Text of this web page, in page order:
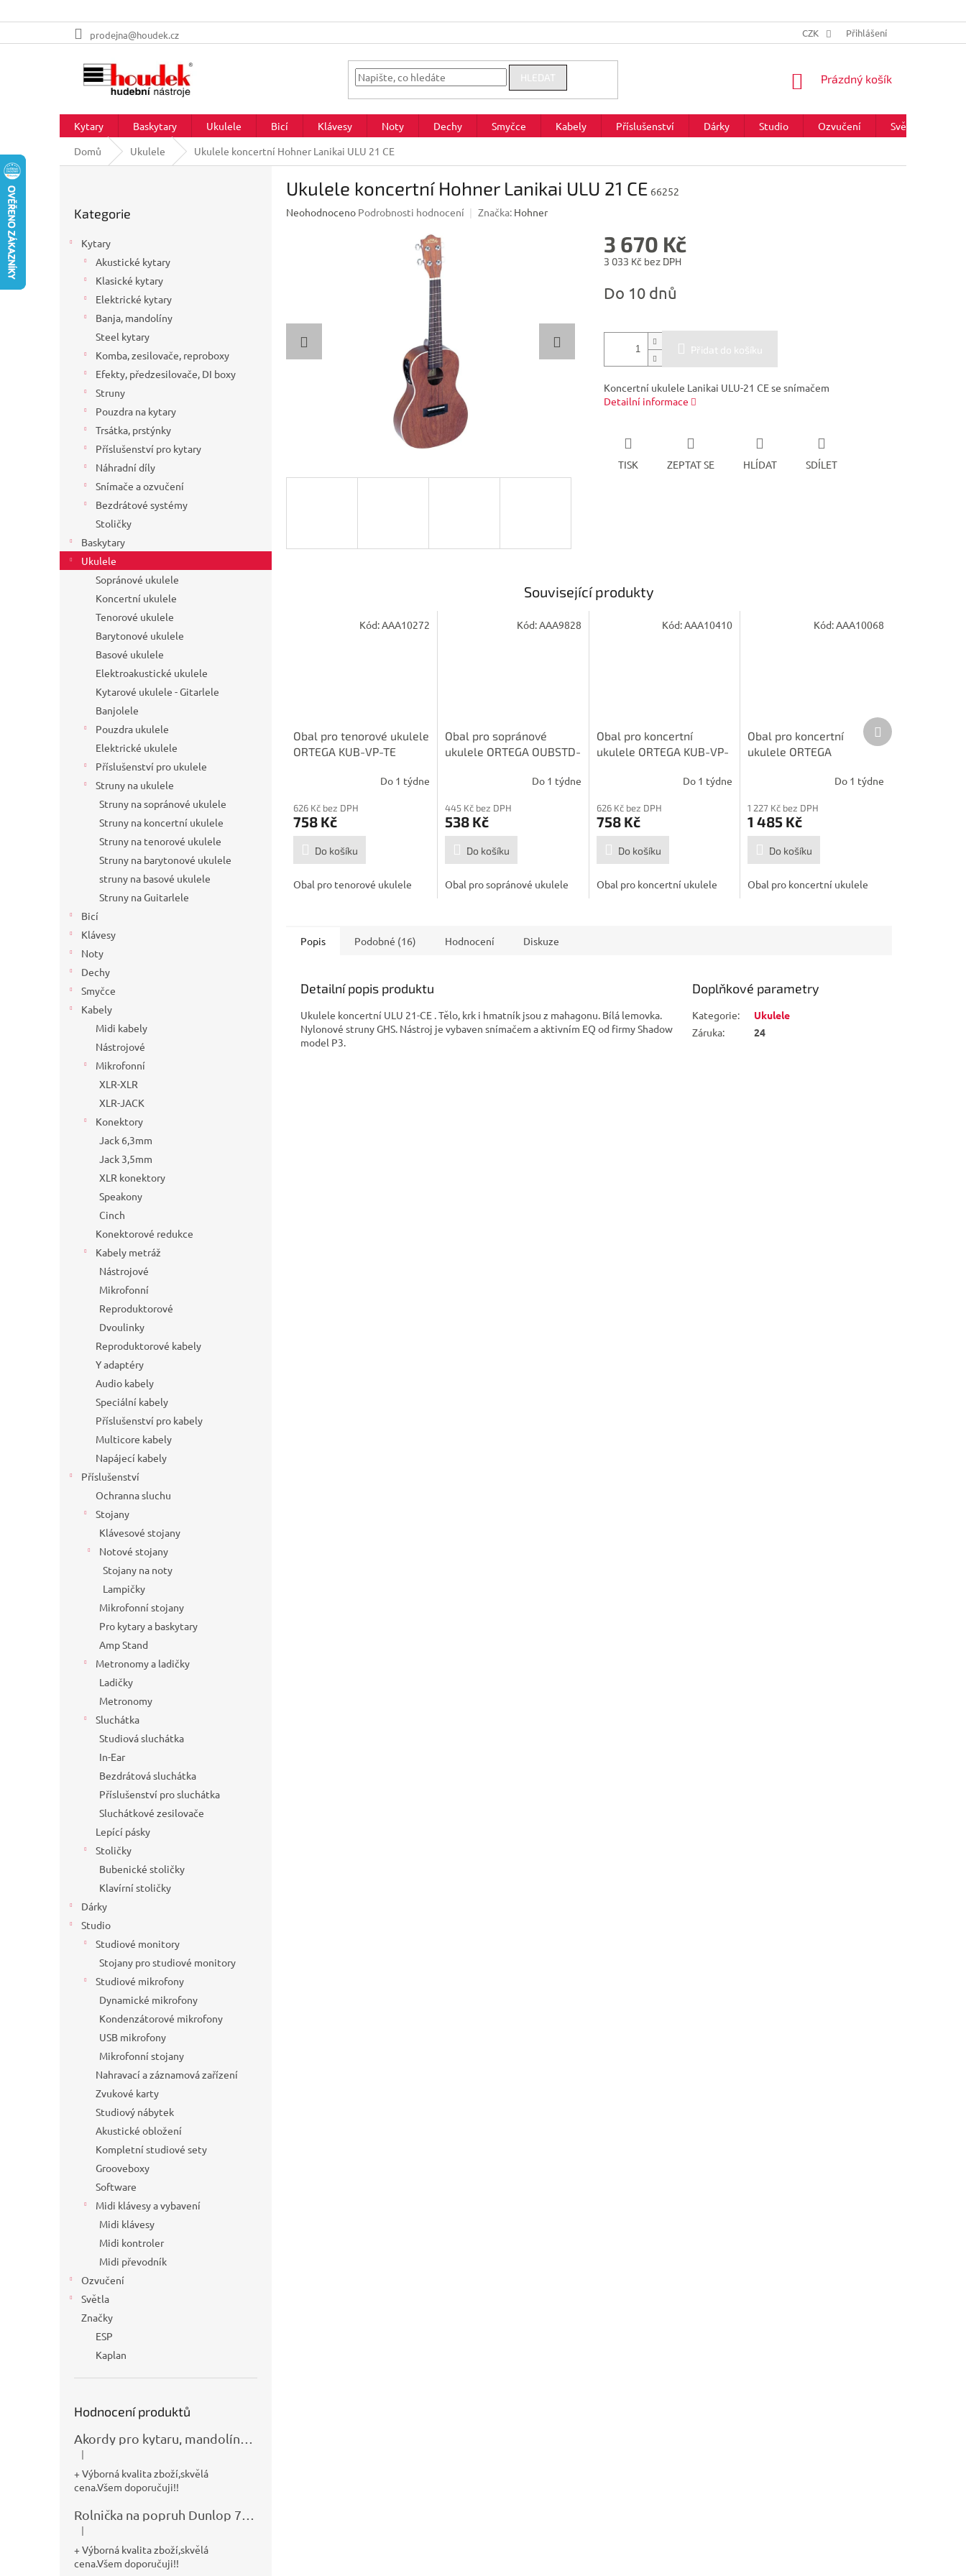
na
prodejna@houdek.cz CZK Přihlášení
HLEDAT
NÁKUPNÍ
Prázdný košík
Kytary Baskytary Ukulele Bicí Klávesy Noty Dechy Smyčce Kabely Příslušenství Dárky Studio Ozvučení Světla
Domů
Ukulele Ukulele koncertní Hohner Lanikai ULU 21 CE
kategorie
Kategorie
Kytary
Akustické kytary
Klasické kytary
Elektrické kytary
Banja, mandolíny
Steel kytary
Komba, zesilovače, reproboxy
Efekty, předzesilovače, DI boxy
Struny
Pouzdra na kytary
Trsátka, prstýnky
Příslušenství pro kytary
Náhradní díly
Snímače a ozvučení
Bezdrátové systémy
Stoličky
Baskytary
Ukulele
Sopránové ukulele
Koncertní ukulele
Tenorové ukulele
Barytonové ukulele
Basové ukulele
Elektroakustické ukulele
Kytarové ukulele - Gitarlele
Banjolele
Pouzdra ukulele
Elektrické ukulele
Příslušenství pro ukulele
Struny na ukulele
Struny na sopránové ukulele
Struny na koncertní ukulele
Struny na tenorové ukulele
Struny na barytonové ukulele
struny na basové ukulele
Struny na Guitarlele
Bicí
Klávesy
Noty
Dechy
Smyčce
Kabely
Midi kabely
Nástrojové
Mikrofonní
XLR-XLR
XLR-JACK
Konektory
Jack 6,3mm
Jack 3,5mm
XLR konektory
Speakony
Cinch
Konektorové redukce
Kabely metráž
Nástrojové
Mikrofonní
Reproduktorové
Dvoulinky
Reproduktorové kabely
Y adaptéry
Audio kabely
Speciální kabely
Příslušenství pro kabely
Multicore kabely
Napájecí kabely
Příslušenství
Ochranna sluchu
Stojany
Klávesové stojany
Notové stojany
Stojany na noty
Lampičky
Mikrofonní stojany
Pro kytary a baskytary
Amp Stand
Metronomy a ladičky
Ladičky
Metronomy
Sluchátka
Studiová sluchátka
In-Ear
Bezdrátová sluchátka
Příslušenství pro sluchátka
Sluchátkové zesilovače
Lepící pásky
Stoličky
Bubenické stoličky
Klavírní stoličky
Dárky
Studio
Studiové monitory
Stojany pro studiové monitory
Studiové mikrofony
Dynamické mikrofony
Kondenzátorové mikrofony
USB mikrofony
Mikrofonní stojany
Nahravací a záznamová zařízení
Zvukové karty
Studiový nábytek
Akustické obložení
Kompletní studiové sety
Grooveboxy
Software
Midi klávesy a vybavení
Midi klávesy
Midi kontroler
Midi převodník
Ozvučení
Světla
Značky
ESP
Kaplan
Hodnocení produktů
Hodnocení produktu je 5 z 5 hvězdiček.
|
+ Výborná kvalita zboží,skvělá
cena.Všem doporučuji!!
Hodnocení produktu je 5 z 5 hvězdiček.
|
+ Výborná kvalita zboží,skvělá
cena.Všem doporučuji!!
Ukulele koncertní Hohner Lanikai ULU 21 CE 66252
Průměrné
Neohodnoceno Podrobnosti hodnocení Značka: Hohner
3 670 Kč
3 033 Kč bez DPH
cena:
Do 10 dnů
Přidat do košíku
Koncertní ukulele Lanikai ULU-21 CE se snímačem
Detailní informace
TISK ZEPTAT SE HLÍDAT SDÍLET
Související produkty
Obal pro tenorové ukulele
ORTEGA KUB-VP-TE
Do 1 týdne
626 Kč bez DPH
758 Kč
Do košíku
Obal pro tenorové ukulele
Kód:AAA10272
Obal pro sopránové
ukulele ORTEGA OUBSTD-
Do 1 týdne
445 Kč bez DPH
538 Kč
Do košíku
Obal pro sopránové ukulele
Kód:AAA9828
Obal pro koncertní
ukulele ORTEGA KUB-VP-
Do 1 týdne
626 Kč bez DPH
758 Kč
Do košíku
Obal pro koncertní ukulele
Kód:AAA10410
Obal pro koncertní
ukulele ORTEGA
Do 1 týdne
1 227 Kč bez DPH
1 485 Kč
Do košíku
Obal pro koncertní ukulele
Kód:AAA10068
Další
produkt
Popis Podobné (16) Hodnocení Diskuze
Detailní popis produktu
Ukulele koncertní ULU 21-CE . Tělo, krk i hmatník jsou z mahagonu. Bílá lemovka.
Nylonové struny GHS. Nástroj je vybaven snímačem a aktivním EQ od firmy Shadow
model P3.
Doplňkové parametry
Kategorie:
Ukulele
Záruka: 24